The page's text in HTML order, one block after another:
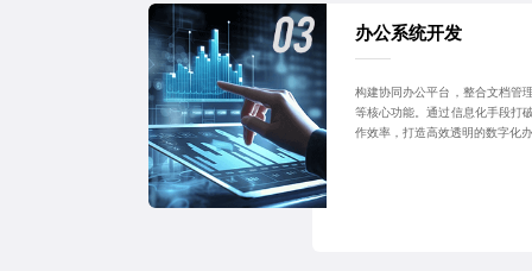
办公系统开发
构建协同办公平台，整合文档管
等核心功能。通过信息化手段打
作效率，打造高效透明的数字化